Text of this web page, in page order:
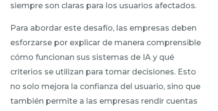
siempre son claras para los usuarios afectados.
Para abordar este desafío, las empresas deben
esforzarse por explicar de manera comprensible
cómo funcionan sus sistemas de IA y qué
criterios se utilizan para tomar decisiones. Esto
no solo mejora la confianza del usuario, sino que
también permite a las empresas rendir cuentas